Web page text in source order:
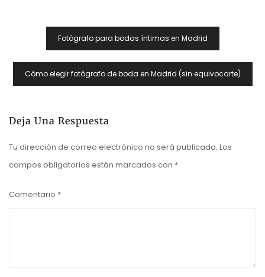
Navegación
Entradas
Fotógrafo para bodas íntimas en Madrid
Cómo elegir fotógrafo de boda en Madrid (sin equivocarte)
Deja Una Respuesta
Tu dirección de correo electrónico no será publicada. Los
campos obligatorios están marcados con *
Comentario *